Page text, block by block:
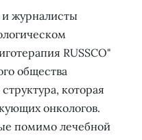
и журналисты
RUSSCO"
общества
которая
онкологов.
помимо лечебной